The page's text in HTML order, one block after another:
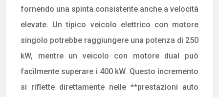
fornendo una spinta consistente anche a velocità
elevate. Un tipico veicolo elettrico con motore
singolo potrebbe raggiungere una potenza di 250
kW, mentre un veicolo con motore dual può
facilmente superare i 400 kW. Questo incremento
si riflette direttamente nelle **prestazioni auto